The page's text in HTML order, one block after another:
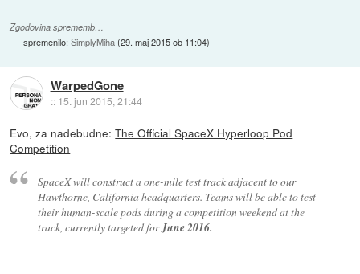
Zgodovina sprememb…
spremenilo:SimplyMiha(29. maj 2015 ob 11:04)
WarpedGone
:: 15. jun 2015, 21:44
Evo, za nadebudne:The Official SpaceX Hyperloop Pod
Competition
SpaceX will construct a one-mile test track adjacent to our
Hawthorne, California headquarters. Teams will be able to test
their human-scale pods during a competition weekend at the
track, currently targeted forJune 2016.